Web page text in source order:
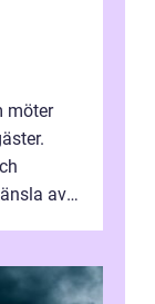
möter
av